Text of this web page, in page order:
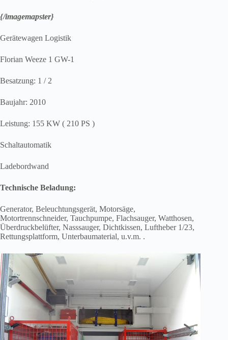
{/imagemapster}
Gerätewagen Logistik
Florian Weeze 1 GW-1
Besatzung: 1 / 2
Baujahr: 2010
Leistung: 155 KW ( 210 PS )
Schaltautomatik
Ladebordwand
Technische Beladung:
Generator, Beleuchtungsgerät, Motorsäge,
Motortrennschneider, Tauchpumpe, Flachsauger, Watthosen,
Überdruckbelüfter, Nasssauger, Dichtkissen, Luftheber 1/23,
Rettungsplattform, Unterbaumaterial, u.v.m. .